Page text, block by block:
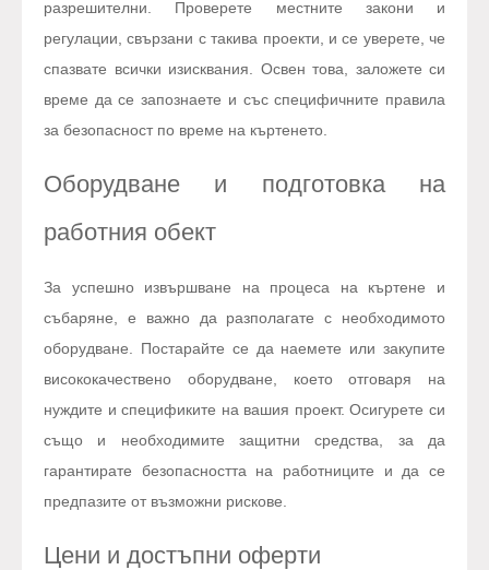
разрешителни. Проверете местните закони и
регулации, свързани с такива проекти, и се уверете, че
спазвате всички изисквания. Освен това, заложете си
време да се запознаете и със специфичните правила
за безопасност по време на къртенето.
Оборудване и подготовка на
работния обект
За успешно извършване на процеса на къртене и
събаряне, е важно да разполагате с необходимото
оборудване. Постарайте се да наемете или закупите
висококачествено оборудване, което отговаря на
нуждите и спецификите на вашия проект. Осигурете си
също и необходимите защитни средства, за да
гарантирате безопасността на работниците и да се
предпазите от възможни рискове.
Цени и достъпни оферти